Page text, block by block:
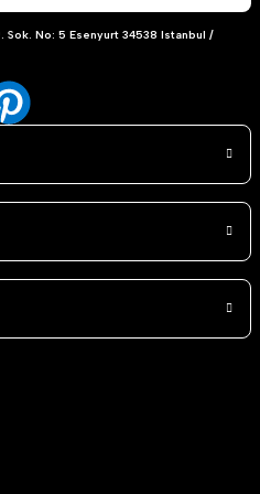
Sok. No: 5 Esenyurt 34538 Istanbul /